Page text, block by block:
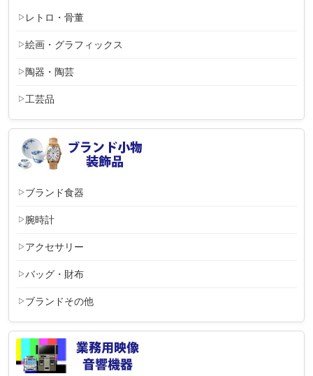
レトロ・骨董
絵画・グラフィックス
陶器・陶芸
工芸品
ブランド食器
腕時計
アクセサリー
バッグ・財布
ブランドその他